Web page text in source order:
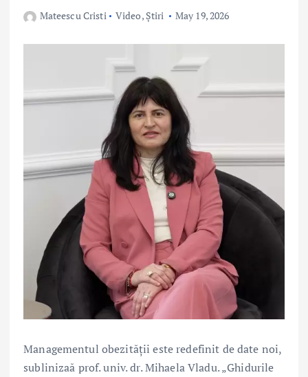
Mateescu Cristi Video, Știri May 19, 2026
Managementul obezității este redefinit de date noi,
sublinizaă prof. univ. dr. Mihaela Vladu. „Ghidurile